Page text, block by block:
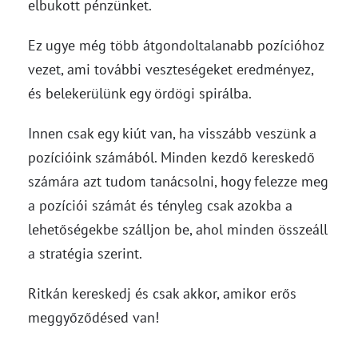
elbukott pénzünket.
Ez ugye még több átgondoltalanabb pozícióhoz
vezet, ami további veszteségeket eredményez,
és belekerülünk egy ördögi spirálba.
Innen csak egy kiút van, ha visszább veszünk a
pozícióink számából. Minden kezdő kereskedő
számára azt tudom tanácsolni, hogy felezze meg
a pozíciói számát és tényleg csak azokba a
lehetőségekbe szálljon be, ahol minden összeáll
a stratégia szerint.
Ritkán kereskedj és csak akkor, amikor erős
meggyőződésed van!